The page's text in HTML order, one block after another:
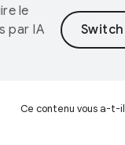
le
par IA
Ce contenu vous a-t-